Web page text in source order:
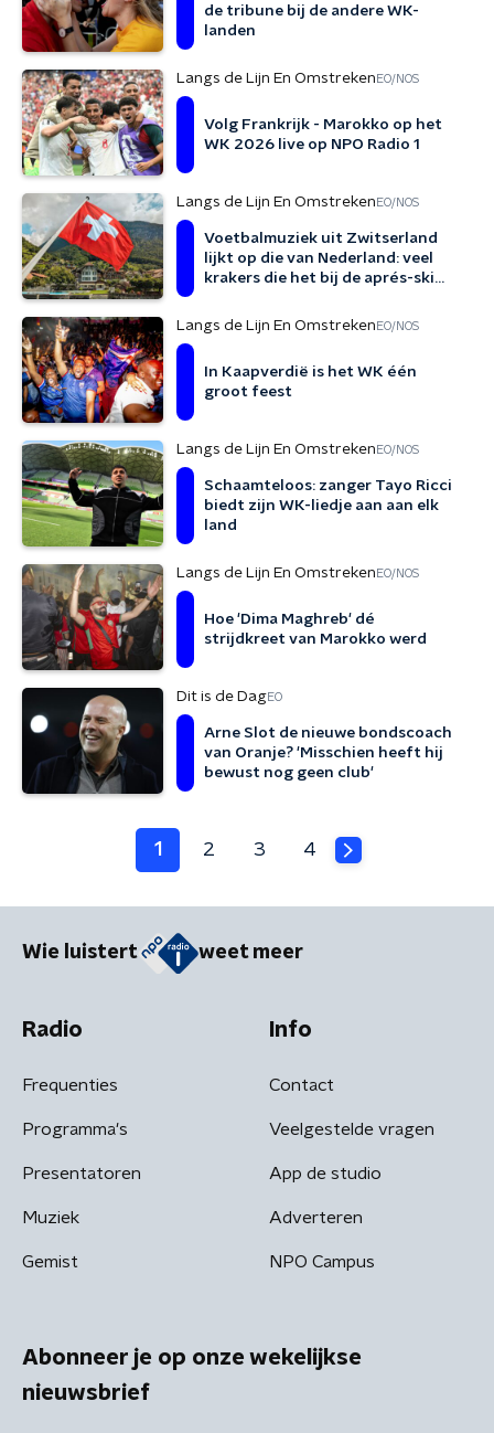
de tribune bij de andere WK-
landen
Langs de Lijn En Omstreken EO/NOS
Volg Frankrijk - Marokko op het
WK 2026 live op NPO Radio 1
Langs de Lijn En Omstreken EO/NOS
Voetbalmuziek uit Zwitserland
lijkt op die van Nederland: veel
krakers die het bij de aprés-ski
Langs de Lijn En Omstreken EO/NOS
In Kaapverdië is het WK één
groot feest
Langs de Lijn En Omstreken EO/NOS
Schaamteloos: zanger Tayo Ricci
biedt zijn WK-liedje aan aan elk
land
Langs de Lijn En Omstreken EO/NOS
Hoe 'Dima Maghreb' dé
strijdkreet van Marokko werd
Dit is de DagEO
Arne Slot de nieuwe bondscoach
van Oranje? 'Misschien heeft hij
bewust nog geen club'
1 2 3 4
Wie luistert weet meer
Radio
Frequenties
Programma's
Presentatoren
Muziek
Gemist
Info
Contact
Veelgestelde vragen
App de studio
Adverteren
NPO Campus
Abonneer je op onze wekelijkse
nieuwsbrief